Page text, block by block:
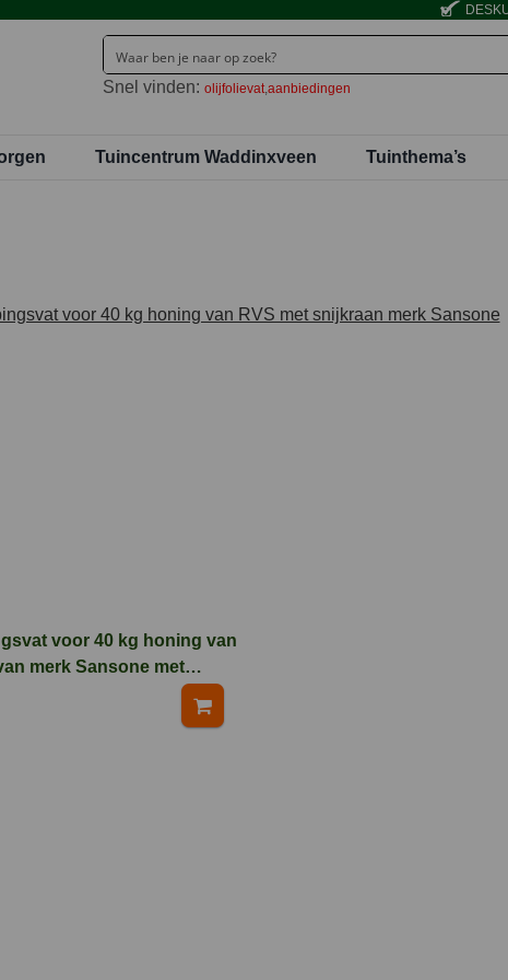
Snel vinden: olijfolievat aanbiedingen
Tuincentrum Waddinxveen Tuinthema’s
voor 40 kg honing van
merk Sansone met